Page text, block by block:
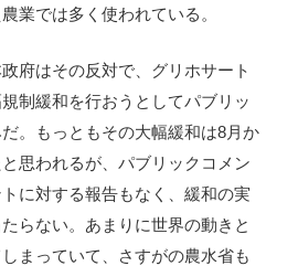
業では多く使われている。
府はその反対で、グリホサート
制緩和を行おうとしてパブリッ
。もっともその大幅緩和は8月か
思われるが、パブリックコメン
に対する報告もなく、緩和の実
らない。あまりに世界の動きと
まっていて、さすがの農水省も